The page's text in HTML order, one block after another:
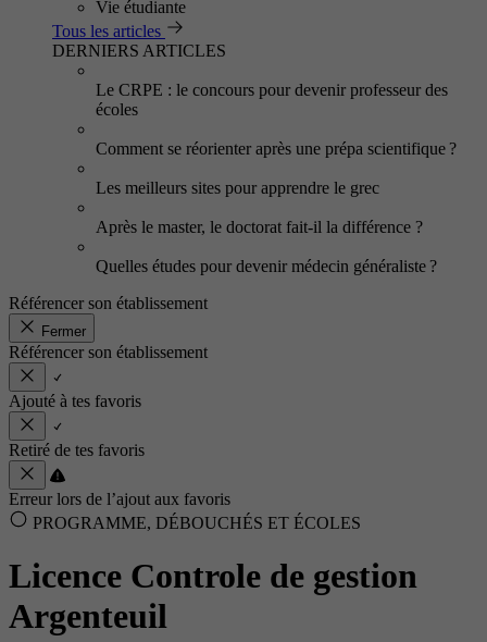
Vie étudiante
Tous les articles
DERNIERS ARTICLES
Le CRPE : le concours pour devenir professeur des
écoles
Comment se réorienter après une prépa scientifique ?
Les meilleurs sites pour apprendre le grec
Après le master, le doctorat fait-il la différence ?
Quelles études pour devenir médecin généraliste ?
Référencer son établissement
Fermer
Référencer son établissement
Ajouté à tes favoris
Retiré de tes favoris
Erreur lors de l’ajout aux favoris
PROGRAMME, DÉBOUCHÉS ET ÉCOLES
Licence Controle de gestion
Argenteuil